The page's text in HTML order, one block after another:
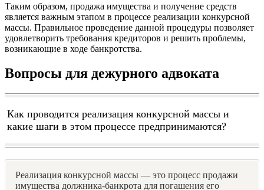
Таким образом, продажа имущества и получение средств
является важным этапом в процессе реализации конкурсной
массы. Правильное проведение данной процедуры позволяет
удовлетворить требования кредиторов и решить проблемы,
возникающие в ходе банкротства.
Вопросы для дежурного адвоката
Как проводится реализация конкурсной массы и
какие шаги в этом процессе предпринимаются?
Реализация конкурсной массы — это процесс продажи
имущества должника-банкрота для погашения его